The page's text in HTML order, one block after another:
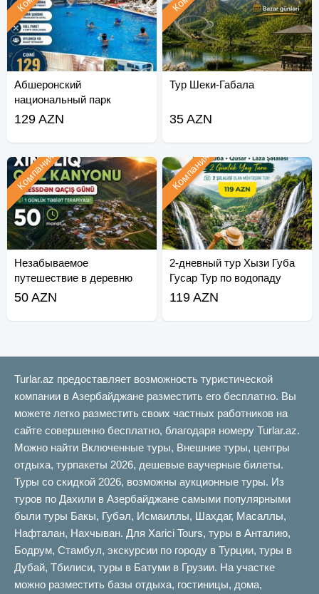
Абшеронский
национальный парк
Шахдили тур
129 AZN
Тур Шеки-Габала
35 AZN
Незабываемое
путешествие в деревню
Хиналиг
Компания
50 AZN
2-дневный тур Хызи Губа
Гусар Тур по водопаду
Лаза
Компания
119 AZN
Turlar.az предоставляет возможность туристической
компании в Азербайджане разместить его бесплатно. Вы
можете легко разместить своих частных работников на
сайте совершенно бесплатно, благодаря номеру Turlar.az.
Можно найти Включенные туры, Внешние туры, центры
отдыха, турпакеты 2026, дешевые ваучерные билеты.
Туры со скидкой 2026, возможны аукционные туры. Из
туров по Дахили в Азербайджане самыми популярными
были туры Бакы, Губəл, Исмаиллы, Шахдаг, Масаллы,
Нафталан, Нахчыван. Для Xarici Tours, туры в Анталию,
Бодрум, Стамбул, экскурсии по городу в Турции, туры в
Дубай, Тбилиси, туры в Батуми в Грузии. На участке
можно разместить базы отдыха, гостиницы, дома,